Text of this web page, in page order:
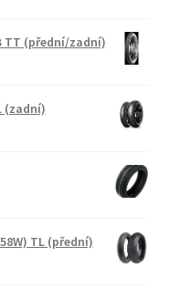
TT (přední/zadní)
(zadní)
TL (přední)